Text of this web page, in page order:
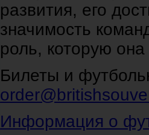
развития, его
значимость
роль, которую
Билеты и
Информация о